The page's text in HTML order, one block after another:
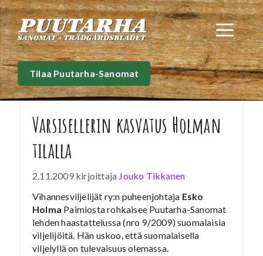
Siirry
sisältöön
Tilaa Puutarha-Sanomat
Varsisellerin kasvatus Holman
tilalla
2.11.2009 kirjoittaja Jouko Tikkanen
Vihannesviljelijät ry:n puheenjohtaja Esko
Holma Paimiosta rohkaisee Puutarha-Sanomat
lehden haastattelussa (nro 9/2009) suomalaisia
viljelijöitä. Hän uskoo, että suomalaisella
viljelyllä on tulevaisuus olemassa.